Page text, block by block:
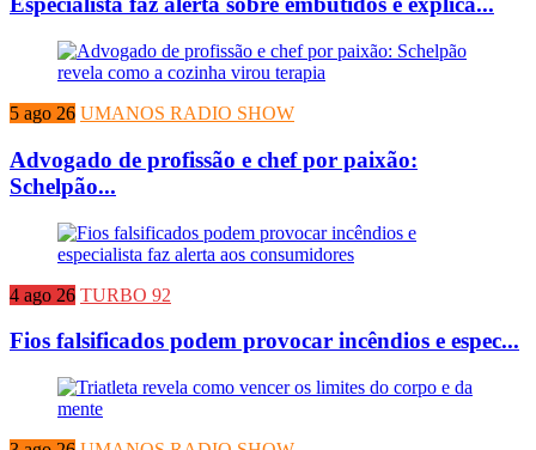
5 ago 26 UMANOS RADIO SHOW
Advogado de profissão e chef por paixão:
Schelpão...
4 ago 26 TURBO 92
Fios falsificados podem provocar incêndios e espec...